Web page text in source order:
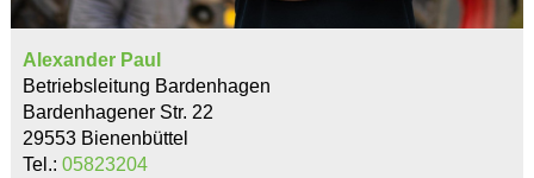
Alexander Paul
Betriebsleitung Bardenhagen
Bardenhagener Str. 22
29553 Bienenbüttel
Tel.: 05823204